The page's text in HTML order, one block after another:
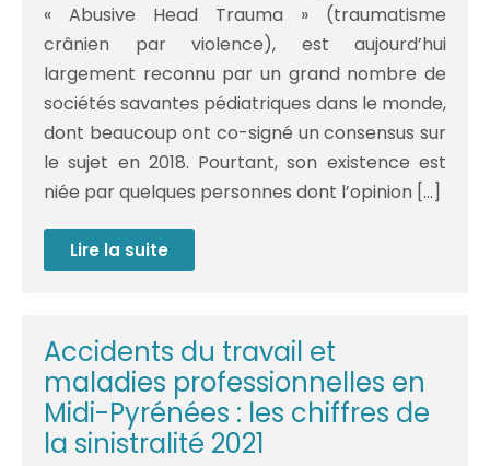
« Abusive Head Trauma » (traumatisme
crânien par violence), est aujourd’hui
largement reconnu par un grand nombre de
sociétés savantes pédiatriques dans le monde,
dont beaucoup ont co-signé un consensus sur
le sujet en 2018. Pourtant, son existence est
niée par quelques personnes dont l’opinion […]
Lire la suite
Syndrome
du
mise
au
point
de
l’Académie
de
médecine
Accidents du travail et
maladies professionnelles en
Midi-Pyrénées : les chiffres de
la sinistralité 2021